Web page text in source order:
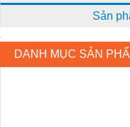
Sản
DANH MỤC SẢN